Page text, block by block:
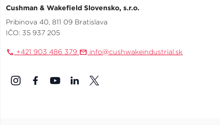
Cushman & Wakefield Slovensko, s.r.o.
Pribinova 40, 811 09 Bratislava
IČO: 35 937 205
+421 903 486 379 info@cushwakeindustrial.sk